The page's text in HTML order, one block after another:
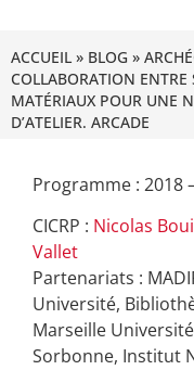
ACCUEIL » BLOG »
COLLABORATION ENTRE
MATÉRIAUX POUR UNE
D’ATELIER. ARCADE
Programme : 2018
CICRP : Nicolas
Vallet
Partenariats :
Université,
Marseille
Sorbonne, Institut